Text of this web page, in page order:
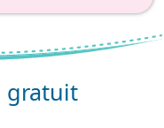
gratuit